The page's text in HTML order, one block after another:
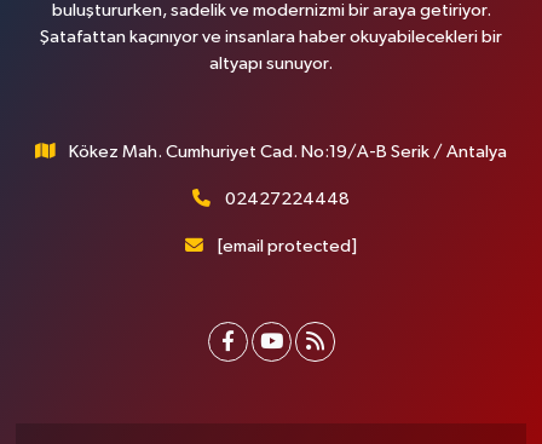
buluştururken, sadelik ve modernizmi bir araya getiriyor.
Şatafattan kaçınıyor ve insanlara haber okuyabilecekleri bir
altyapı sunuyor.
Kökez Mah. Cumhuriyet Cad. No:19/A-B Serik / Antalya
02427224448
[email protected]